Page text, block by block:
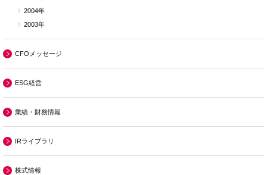
2004年
2003年
CFOメッセージ
ESG経営
業績・財務情報
IRライブラリ
株式情報